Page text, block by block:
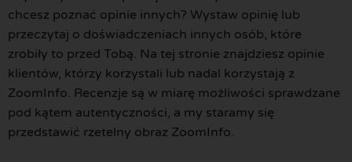
chcesz poznać opinie innych? Wystaw opinię lub
przeczytaj o doświadczeniach innych osób, które
zrobiły to przed Tobą. Na tej stronie znajdziesz opinie
klientów, którzy korzystali lub nadal korzystają z
ZoomInfo. Recenzje są w miarę możliwości sprawdzane
pod kątem autentyczności, a my staramy się
przedstawić rzetelny obraz ZoomInfo.